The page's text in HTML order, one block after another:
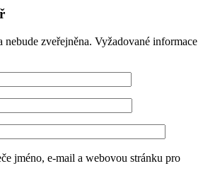
nebude zveřejněna. Vyžadované informace
jméno, e-mail a webovou stránku pro